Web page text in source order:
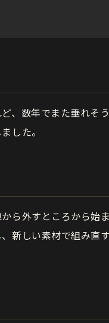
、数年でまた垂れそ
した。
ら外すところから始
新しい素材で組み直